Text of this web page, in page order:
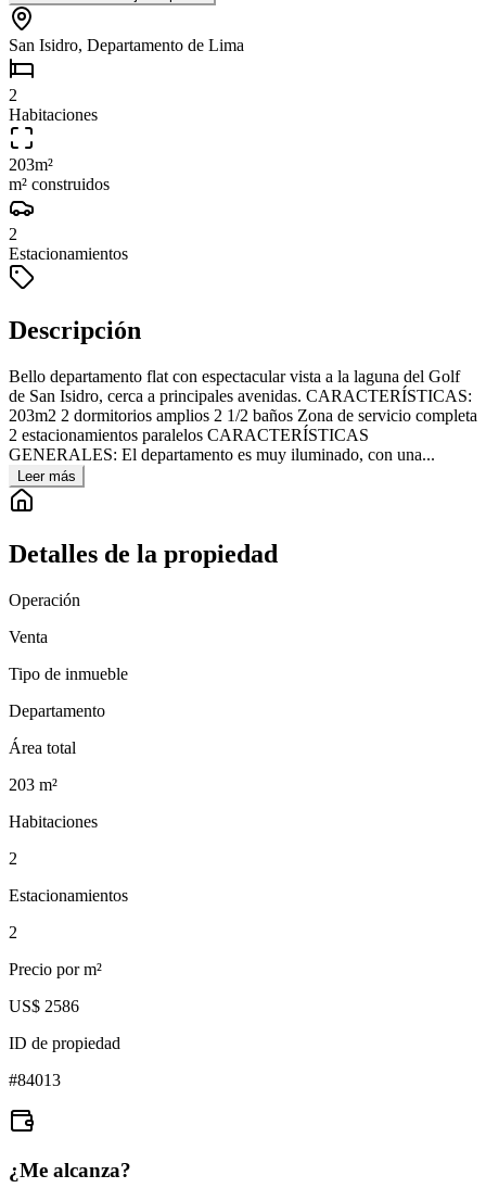
San Isidro, Departamento de Lima
2
Habitaciones
203m²
m² construidos
2
Estacionamientos
Descripción
Bello departamento flat con espectacular vista a la laguna del Golf
de San Isidro, cerca a principales avenidas. CARACTERÍSTICAS:
203m2 2 dormitorios amplios 2 1/2 baños Zona de servicio completa
2 estacionamientos paralelos CARACTERÍSTICAS
GENERALES: El departamento es muy iluminado, con una...
Leer más
Detalles de la propiedad
Operación
Venta
Tipo de inmueble
Departamento
Área total
203 m²
Habitaciones
2
Estacionamientos
2
Precio por m²
US$ 2586
ID de propiedad
#84013
¿Me alcanza?